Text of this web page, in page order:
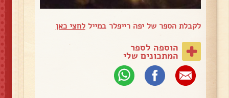
לקבלת הספר של יפה רייפלר במייללחצי כאן
הוספה לספר
המתכונים שלי